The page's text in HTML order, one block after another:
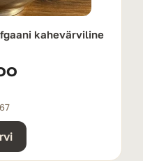
kahevärviline